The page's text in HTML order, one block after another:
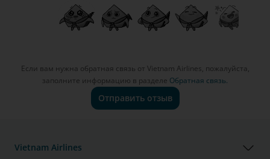
Если вам нужна обратная связь от Vietnam Airlines, пожалуйста,
заполните информацию в разделе Обратная связь.
Отправить отзыв
Vietnam Airlines